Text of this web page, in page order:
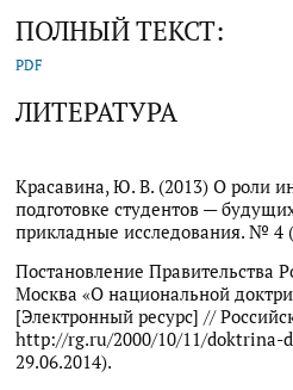
ПОЛНЫЙ ТЕКСТ:
PDF
ЛИТЕРАТУРА
Красавина, Ю. В. (2013) О роли
подготовке студентов —
прикладные исследования. № 4
Постановление Правительства
Москва «О национальной
[Электронный ресурс] //
http://rg.ru/2000/10/11/doktrina-
29.06.2014).